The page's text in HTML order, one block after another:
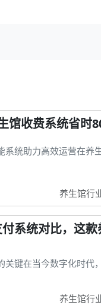
馆收费系统省时
系统助力高效运营在养
养生馆行
系统对比，这
关键在当今数字化时代
养生馆行